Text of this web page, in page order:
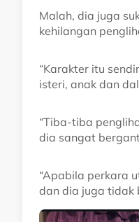
Malah, dia juga
kehilangan
“Karakter itu
isteri, anak dan
“Tiba-tiba
dia sangat
“Apabila perkara
dan dia juga tidak